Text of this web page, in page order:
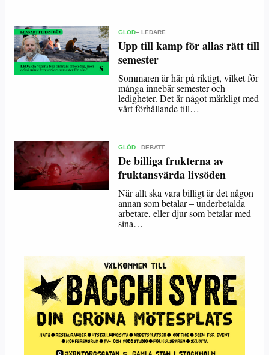
GLÖD– LEDARE
Upp till kamp för allas rätt till
semester
Sommaren är här på riktigt, vilket för
många innebär semester och
ledigheter. Det är något märkligt med
vårt förhållande till…
GLÖD– DEBATT
De billiga frukterna av
fruktansvärda livsöden
När allt ska vara billigt är det någon
annan som betalar – underbetalda
arbetare, eller djur som betalar med
sina…